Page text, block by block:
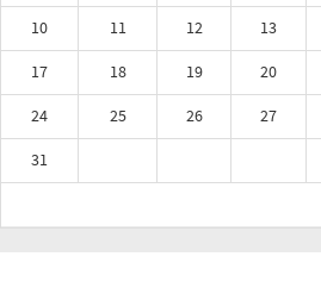
10
11 12 13
17
18 19 20
24
25 26 27
31